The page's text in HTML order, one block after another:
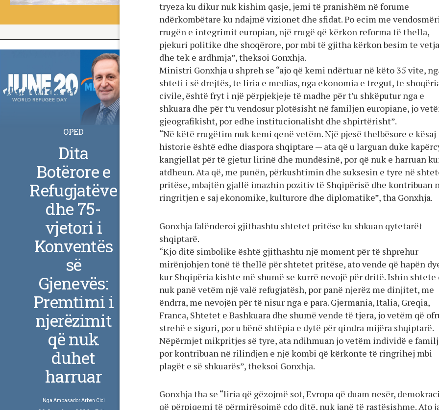
tryeza ku dikur nuk kishim qasje, jemi të pranishëm në forume
ndërkombëtare ku ndajmë vizionet dhe sfidat. Po ecim me
rrugën e integrimit europian, një rrugë që kërkon reforma të thella,
pjekuri politike dhe shoqërore, por mbi të gjitha kërkon besim te vetja
dhe tek e ardhmja”, theksoi Gonxhja.
Ministri Gonxhja u shpreh se “ajo që kemi ndërtuar në këto 35 vite,
shteti i së drejtës, te liria e medias, nga ekonomia e tregut, te
civile, është fryt i një përpjekjeje të madhe për t’u shkëputur nga e
shkuara dhe për t’u vendosur plotësisht në familjen europiane, jo
gjeografikisht, por edhe institucionalisht dhe shpirtërisht”.
“Në këtë rrugëtim nuk kemi qenë vetëm. Një pjesë thelbësore e kësaj
historie është edhe diaspora shqiptare — ata që u larguan duke
kangjellat për të gjetur lirinë dhe mundësinë, por që nuk e harruan
atdheun. Ata që, me punën, përkushtimin dhe suksesin e tyre në
pritëse, mbajtën gjallë imazhin pozitiv të Shqipërisë dhe kontribuan
ringritjen e saj ekonomike, kulturore dhe diplomatike”, tha Gonxhja.
Gonxhja falënderoi gjithashtu shtetet pritëse ku shkuan qytetarët
shqiptarë.
“Kjo ditë simbolike është gjithashtu një moment për të shprehur
mirënjohjen tonë të thellë për shtetet pritëse, ato vende që hapën
kur Shqipëria kishte më shumë se kurrë nevojë për dritë. Ishin shtete
nuk panë vetëm një valë refugjatësh, por panë njerëz me dinjitet, me
ëndrra, me nevojën për të nisur nga e para. Gjermania, Italia, Greqia,
Franca, Shtetet e Bashkuara dhe shumë vende të tjera, jo vetëm që
strehë e siguri, por u bënë shtëpia e dytë për qindra mijëra shqiptarë.
Nëpërmjet mikpritjes së tyre, ata ndihmuan jo vetëm individë e
por kontribuan në rilindjen e një kombi që kërkonte të ringrihej mbi
plagët e së shkuarës”, theksoi Gonxhja.
Gonxhja tha se “liria që gëzojmë sot, Evropa që duam nesër,
që përpiqemi të përmirësojmë çdo ditë, nuk janë të rastësishme. Ato
OPED
Dita
Botërore e
Refugjatëve
dhe 75-
vjetori i
Konventës
së
Gjenevës:
Premtimi i
njerëzimit
që nuk
duhet
harruar
Nga Ambasador Arben Cici